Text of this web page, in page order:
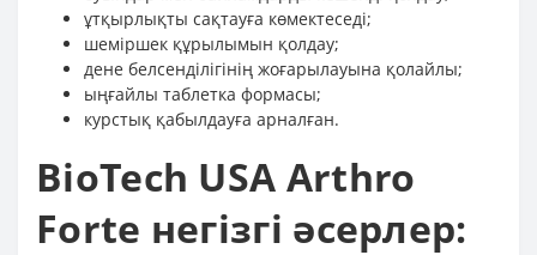
ұтқырлықты сақтауға көмектеседі;
шеміршек құрылымын қолдау;
дене белсенділігінің жоғарылауына қолайлы;
ыңғайлы таблетка формасы;
курстық қабылдауға арналған.
BioTech USA Arthro
Forte негізгі әсерлер: